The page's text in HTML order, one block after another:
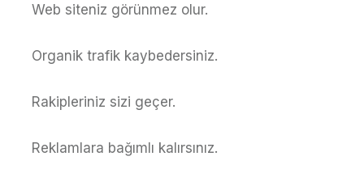
Web siteniz görünmez olur.
Organik trafik kaybedersiniz.
Rakipleriniz sizi geçer.
Reklamlara bağımlı kalırsınız.